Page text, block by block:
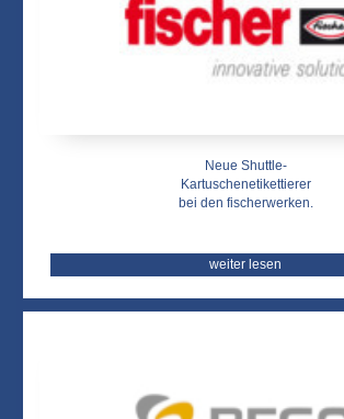
Neue Shuttle-
Kartuschenetikettierer
bei den fischerwerken.
weiter lesen